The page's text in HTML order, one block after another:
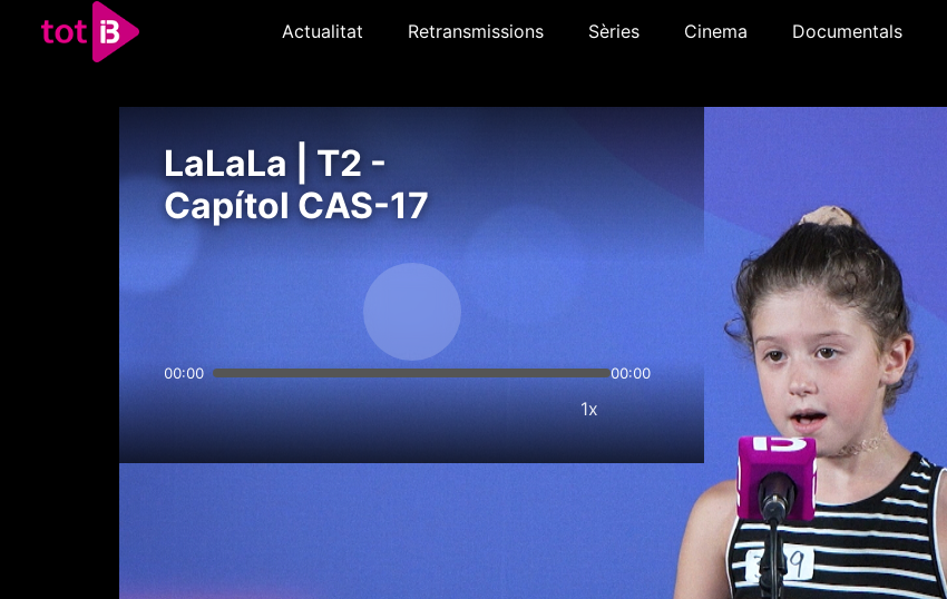
Actualitat Retransmissions Sèries Cinema Documentals
LaLaLa | T2 -
Capítol CAS-17
00:00 00:00
1x